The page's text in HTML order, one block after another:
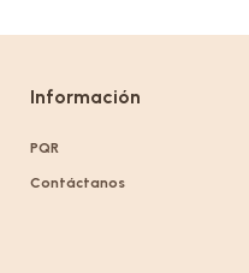
Información
PQR
Contáctanos